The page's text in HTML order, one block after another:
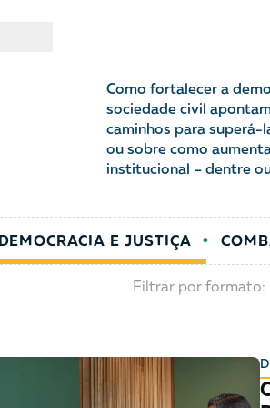
Manual geral de conduta
Combate ao
Democracia e
Direitos
LGBTQIA+
Como fortalecer a
sociedade civil
caminhos para superá-
ou sobre como
institucional – dentre
DEMOCRACIA E JUSTIÇA
Filtrar por formato: